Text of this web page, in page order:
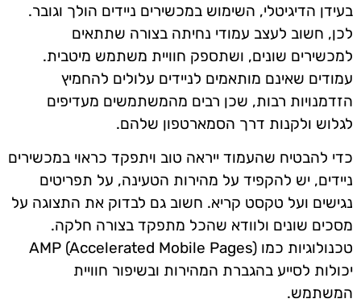
בעידן הדיגיטלי, השימוש במכשירים ניידים הולך וגובר.
לכן, חשוב לעצב עמודי נחיתה בצורה שתתאים
למכשירים שונים, ושתספק חוויית משתמש מיטבית.
עמודים שאינם מותאמים לניידים עלולים להחמיץ
הזדמנויות רבות, שכן רבים מהמשתמשים מעדיפים
לגלוש ולקנות דרך הסמארטפון שלהם.
כדי להבטיח שהעמוד ייראה טוב ויתפקד כראוי במכשירים
ניידים, יש להקפיד על מהירות הטעינה, על תפריטים
נגישים ועל טקסט קריא. חשוב גם לבדוק את התצוגה על
מסכים שונים ולוודא שהכל מתפקד בצורה חלקה.
טכנולוגיות כמו AMP (Accelerated Mobile Pages)
יכולות לסייע בהגברת המהירות ובשיפור חוויית
המשתמש.